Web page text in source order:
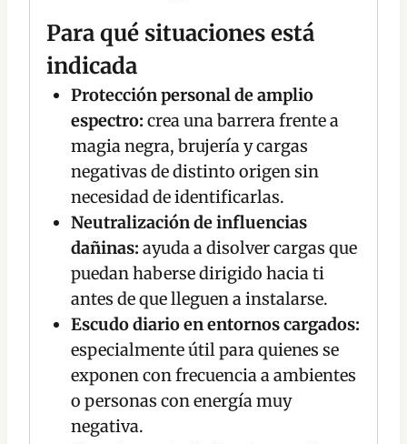
Para qué situaciones está
indicada
Protección personal de amplio
espectro: crea una barrera frente a
magia negra, brujería y cargas
negativas de distinto origen sin
necesidad de identificarlas.
Neutralización de influencias
dañinas: ayuda a disolver cargas que
puedan haberse dirigido hacia ti
antes de que lleguen a instalarse.
Escudo diario en entornos cargados:
especialmente útil para quienes se
exponen con frecuencia a ambientes
o personas con energía muy
negativa.